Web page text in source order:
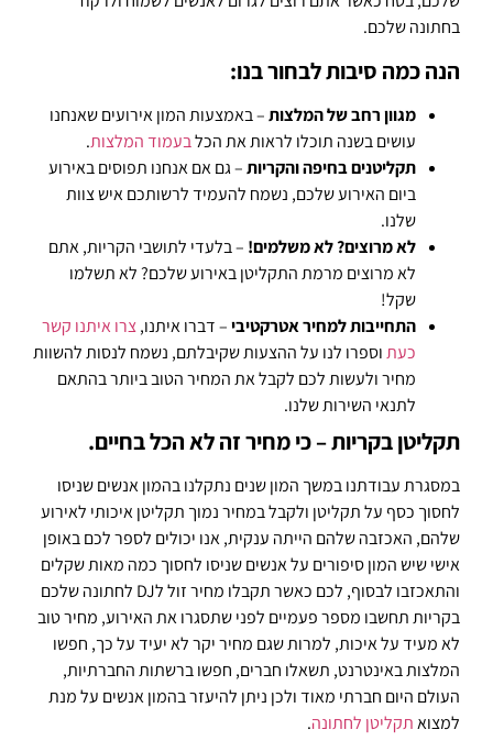
בחתונה שלכם.
הנה כמה סיבות לבחור בנו:
מגוון רחב של המלצות– באמצעות המון אירועים שאנחנו
עושים בשנה תוכלו לראות את הכלבעמוד המלצות.
תקליטנים בחיפה והקריות– גם אם אנחנו תפוסים באירוע
ביום האירוע שלכם, נשמח להעמיד לרשותכם איש צוות
שלנו.
לא מרוצים? לא משלמים! – בלעדי לתושבי הקריות, אתם
לא מרוצים מרמת התקליטן באירוע שלכם? לא תשלמו
שקל!
התחייבות למחיר אטרקטיבי– דברו איתנו,צרו איתנו קשר
כעתוספרו לנו על ההצעות שקיבלתם, נשמח לנסות להשוות
מחיר ולעשות לכם לקבל את המחיר הטוב ביותר בהתאם
לתנאי השירות שלנו.
תקליטן בקריות – כי מחיר זה לא הכל בחיים.
במסגרת עבודתנו במשך המון שנים נתקלנו בהמון אנשים שניסו
לחסוך כסף על תקליטן ולקבל במחיר נמוך תקליטן איכותי לאירוע
שלהם, האכזבה שלהם הייתה ענקית, אנו יכולים לספר לכם באופן
אישי שיש המון סיפורים על אנשים שניסו לחסוך כמה מאות שקלים
והתאכזבו לבסוף, לכם כאשר תקבלו מחיר זול לDJ לחתונה שלכם
בקריות תחשבו מספר פעמיים לפני שתסגרו את האירוע, מחיר טוב
לא מעיד על איכות, למרות שגם מחיר יקר לא יעיד על כך, חפשו
המלצות באינטרנט, תשאלו חברים, חפשו ברשתות החברתיות,
העולם היום חברתי מאוד ולכן ניתן להיעזר בהמון אנשים על מנת
למצואתקליטן לחתונה.